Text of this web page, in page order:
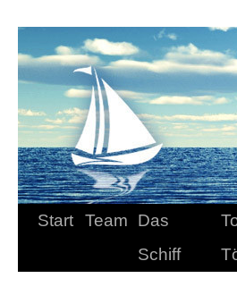
Start Team
Das
Schiff